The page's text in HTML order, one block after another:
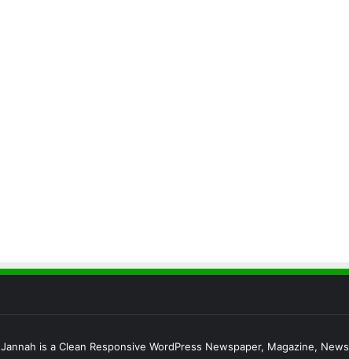
Jannah is a Clean Responsive WordPress Newspaper, Magazine, News